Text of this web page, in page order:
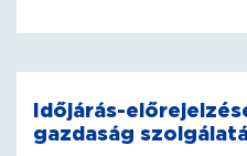
Időjárás-
gazdaság